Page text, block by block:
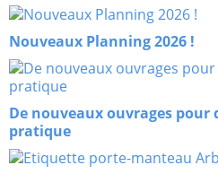
Nouveaux Planning 2026 !
De nouveaux ouvrages
pratique